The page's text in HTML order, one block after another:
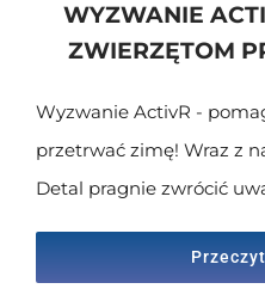
WYZWANIE
ZWIERZĘTOM
Wyzwanie ActivR -
przetrwać zimę! Wraz z
Detal pragnie zwrócić